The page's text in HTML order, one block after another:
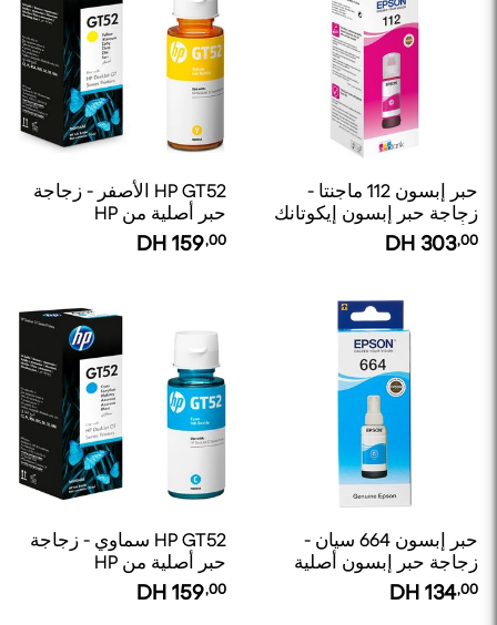
حبر إبسون 112 ماجنتا -
زجاجة حبر إبسون إيكوتانك
الأصلية
303,00
HP GT52 الأصفر - زجاجة
حبر أصلية من HP
159,00
حبر إبسون 664 سيان -
زجاجة حبر إبسون أصلية
134,00
HP GT52 سماوي - زجاجة
حبر أصلية من HP
159,00